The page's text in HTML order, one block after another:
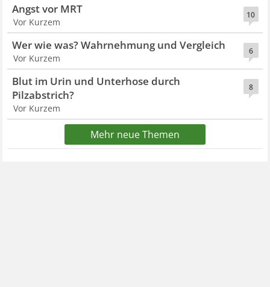
10
Angst vor MRT
Vor Kurzem
6
Wer wie was? Wahrnehmung und Vergleich
Vor Kurzem
8
Blut im Urin und Unterhose durch
Pilzabstrich?
Vor Kurzem
Mehr neue Themen